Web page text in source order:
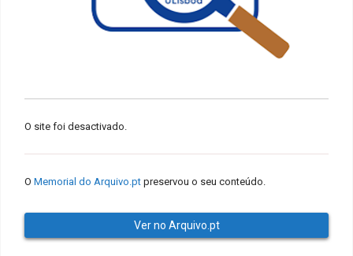
O site foi desactivado.
O Memorial do Arquivo.pt preservou o seu conteúdo.
Ver no Arquivo.pt